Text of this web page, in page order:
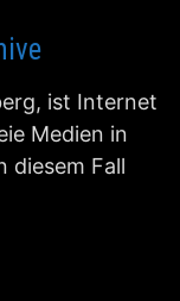
ist Internet
Medien in
diesem Fall